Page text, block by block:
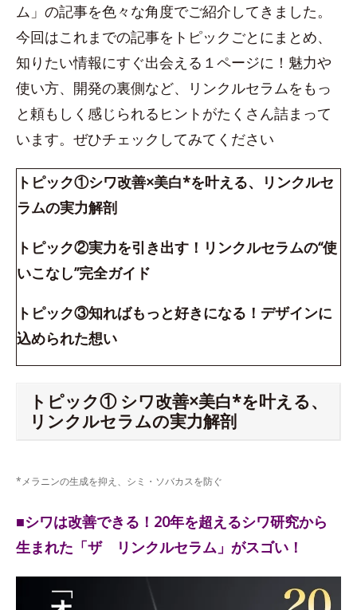
ム」の記事を色々な角度でご紹介してきました。
今回はこれまでの記事をトピックごとにまとめ、
知りたい情報にすぐ出会える１ページに！魅力や
使い方、開発の裏側など、リンクルセラムをもっ
と頼もしく感じられるヒントがたくさん詰まって
います。ぜひチェックしてみてください
トピック①シワ改善×美白*を叶える、リンクルセ
ラムの実力解剖
トピック②実力を引き出す！リンクルセラムの“使
いこなし”完全ガイド
トピック③知ればもっと好きになる！デザインに
込められた想い
トピック① シワ改善×美白*を叶える、
リンクルセラムの実力解剖
*メラニンの生成を抑え、シミ・ソバカスを防ぐ
■シワは改善できる！20年を超えるシワ研究から
生まれた「ザ リンクルセラム」がスゴい！